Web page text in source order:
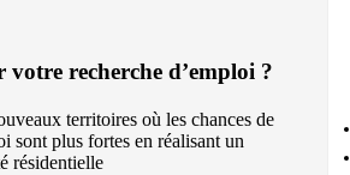
votre recherche d’emploi ?
territoires où les chances de
sont plus fortes en réalisant un
résidentielle